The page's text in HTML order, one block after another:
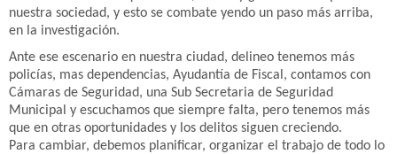
nuestra sociedad, y esto se combate yendo un paso más arriba,
en la investigación.
Ante ese escenario en nuestra ciudad, delineo tenemos más
policías, mas dependencias, Ayudantía de Fiscal, contamos con
Cámaras de Seguridad, una Sub Secretaria de Seguridad
Municipal y escuchamos que siempre falta, pero tenemos más
que en otras oportunidades y los delitos siguen creciendo.
Para cambiar, debemos planificar, organizar el trabajo de todo lo